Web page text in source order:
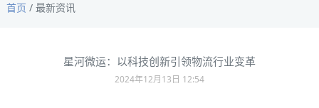
首页 / 最新资讯
星河微运：以科技创新引领物流行业变革
2024年12月13日 12:54